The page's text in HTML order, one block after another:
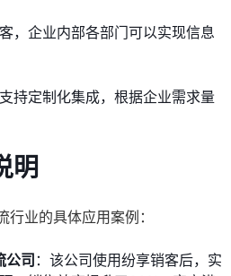
，企业内部各部门可以实现信息
持定制化集成，根据企业需求量
明
业的具体应用案例：
公司 ：该公司使用纷享销客后，实